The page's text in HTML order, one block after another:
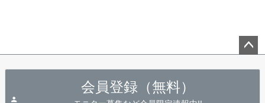
会員登録（無料）